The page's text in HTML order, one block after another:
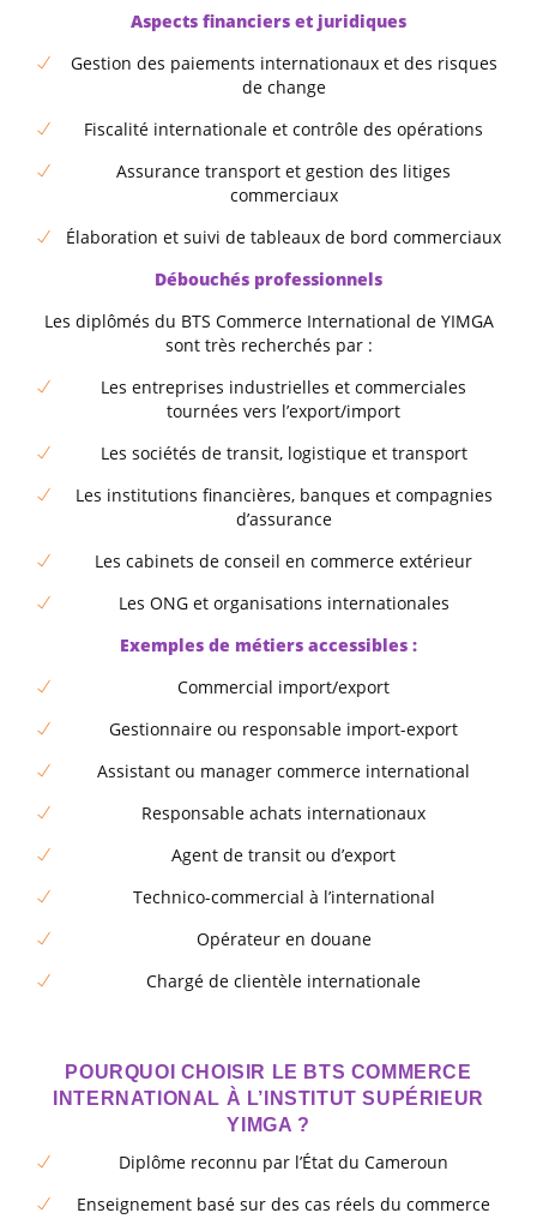
Aspects financiers et juridiques
Gestion des paiements internationaux et des risques
de change
Fiscalité internationale et contrôle des opérations
Assurance transport et gestion des litiges
commerciaux
Élaboration et suivi de tableaux de bord commerciaux
Débouchés professionnels
Les diplômés du BTS Commerce International de YIMGA
sont très recherchés par :
Les entreprises industrielles et commerciales
tournées vers l’export/import
Les sociétés de transit, logistique et transport
Les institutions financières, banques et compagnies
d’assurance
Les cabinets de conseil en commerce extérieur
Les ONG et organisations internationales
Exemples de métiers accessibles :
Commercial import/export
Gestionnaire ou responsable import-export
Assistant ou manager commerce international
Responsable achats internationaux
Agent de transit ou d’export
Technico-commercial à l’international
Opérateur en douane
Chargé de clientèle internationale
POURQUOI CHOISIR LE BTS COMMERCE
INTERNATIONAL À L’INSTITUT SUPÉRIEUR
YIMGA ?
Diplôme reconnu par l’État du Cameroun
Enseignement basé sur des cas réels du commerce